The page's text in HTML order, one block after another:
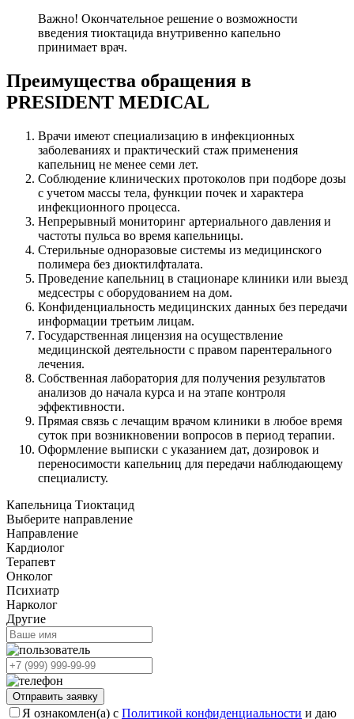
Важно! Окончательное решение о возможности
введения тиоктацида внутривенно капельно
принимает врач.
Преимущества обращения в
PRESIDENT MEDICAL
Врачи имеют специализацию в инфекционных
заболеваниях и практический стаж применения
капельниц не менее семи лет.
Соблюдение клинических протоколов при подборе дозы
с учетом массы тела, функции почек и характера
инфекционного процесса.
Непрерывный мониторинг артериального давления и
частоты пульса во время капельницы.
Стерильные одноразовые системы из медицинского
полимера без диоктилфталата.
Проведение капельниц в стационаре клиники или выезд
медсестры с оборудованием на дом.
Конфиденциальность медицинских данных без передачи
информации третьим лицам.
Государственная лицензия на осуществление
медицинской деятельности с правом парентерального
лечения.
Собственная лаборатория для получения результатов
анализов до начала курса и на этапе контроля
эффективности.
Прямая связь с лечащим врачом клиники в любое время
суток при возникновении вопросов в период терапии.
Оформление выписки с указанием дат, дозировок и
переносимости капельниц для передачи наблюдающему
специалисту.
Капельница Тиоктацид
Выберите направление
Направление
Кардиолог
Терапевт
Онколог
Психиатр
Нарколог
Другие
Отправить заявку
Я ознакомлен(а) с Политикой конфиденциальности и даю